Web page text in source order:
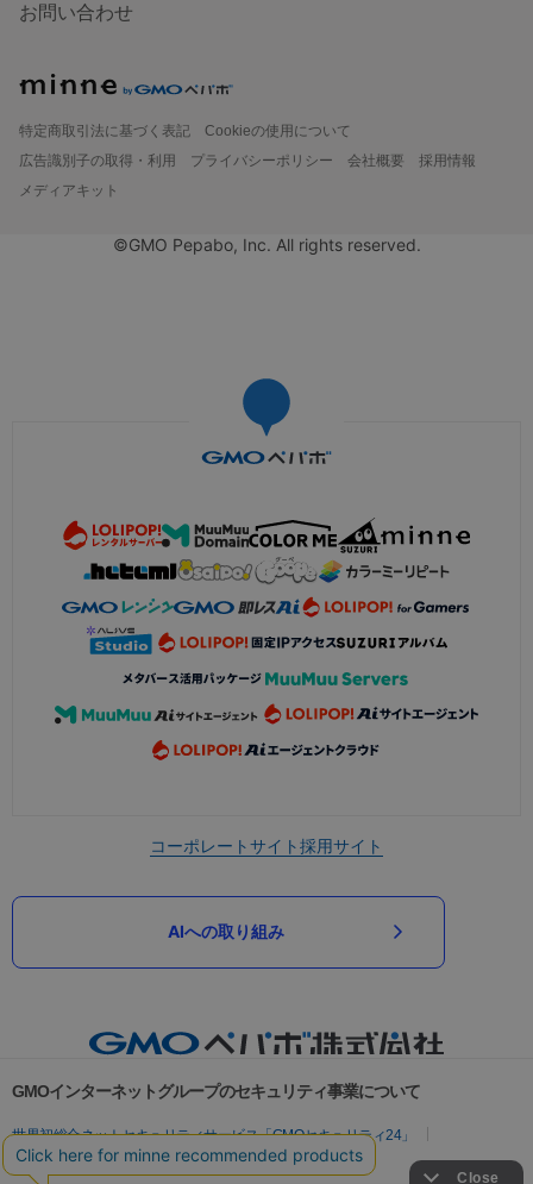
お問い合わせ
特定商取引法に基づく表記
Cookieの使用について
広告識別子の取得・利用
プライバシーポリシー 会社概要
採用情報
メディアキット
©GMO Pepabo, Inc. All rights reserved.
コーポレートサイト採用サイト
AIへの取り組み
GMOインターネットグループのセキュリティ事業について
世界初総合ネットセキュリティサービス「GMOセキュリティ24」
パスワード漏洩診断
Webサイトリスク診断